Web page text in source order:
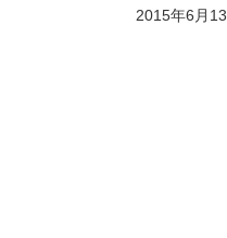
2015年6月